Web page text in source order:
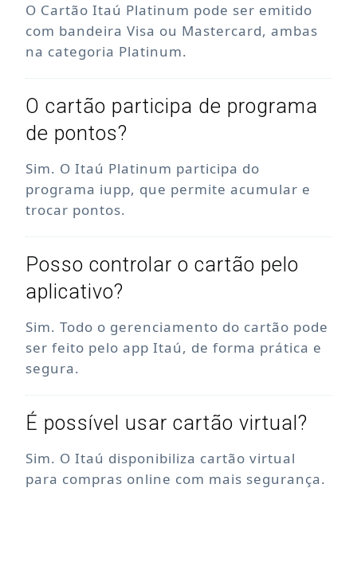
O Cartão Itaú Platinum pode ser emitido
com bandeira Visa ou Mastercard, ambas
na categoria Platinum.
O cartão participa de programa
de pontos?
Sim. O Itaú Platinum participa do
programa iupp, que permite acumular e
trocar pontos.
Posso controlar o cartão pelo
aplicativo?
Sim. Todo o gerenciamento do cartão pode
ser feito pelo app Itaú, de forma prática e
segura.
É possível usar cartão virtual?
Sim. O Itaú disponibiliza cartão virtual
para compras online com mais segurança.